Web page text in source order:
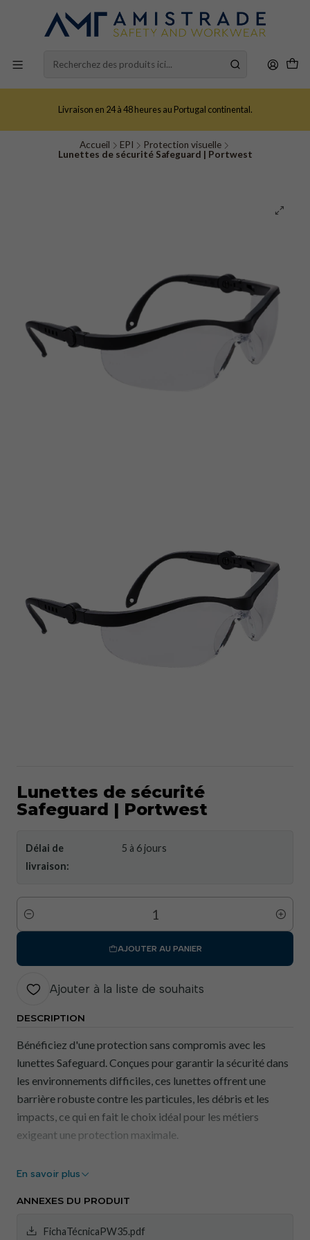
Livraison en 24 à 48 heures au Portugal continental.
Accueil EPI
Protection visuelle
Lunettes de sécurité Safeguard | Portwest
Lunettes de sécurité
Safeguard | Portwest
Délai de
livraison:
5 à 6 jours
Quantité
AJOUTER AU PANIER
Ajouter à la liste de souhaits
DESCRIPTION
Bénéficiez d'une protection sans compromis avec les
lunettes Safeguard. Conçues pour garantir la sécurité dans
les environnements difficiles, ces lunettes offrent une
barrière robuste contre les particules, les débris et les
impacts, ce qui en fait le choix idéal pour les métiers
exigeant une protection maximale.
Protection robuste : Monture renforcée et verres
Vision ininterrompue : Verres haute clarté qui
En savoir plus
ANNEXES DU PRODUIT
FichaTécnicaPW35.pdf